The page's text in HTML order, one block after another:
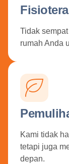
Tidak
rumah Anda
Kami tidak
tetapi juga
depan.